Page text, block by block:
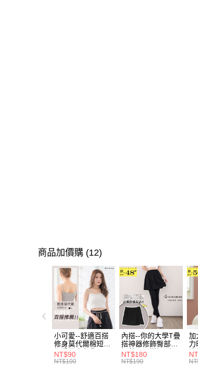
商品加價購 (12)
小可愛--舒適百搭
修身莫代爾棉短版
細肩帶素色背心
(白.黑.灰L-2L)-
NT$90
NT$100
內搭--你的大學T疊
搭神器修飾臀部下
擺萬用內搭裙/遮臀
裙(黑2L-6L)-Q155
NT$180
NT$190
加
力
痕
(